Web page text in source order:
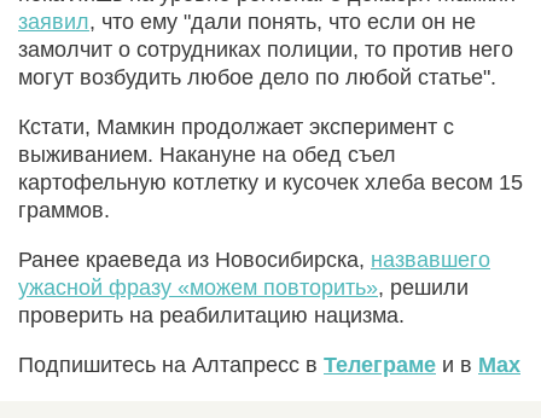
заявил, что ему "дали понять, что если он не
замолчит о сотрудниках полиции, то против него
могут возбудить любое дело по любой статье".
Кстати, Мамкин продолжает эксперимент с
выживанием. Накануне на обед съел
картофельную котлетку и кусочек хлеба весом 15
граммов.
Ранее краеведа из Новосибирска, назвавшего
ужасной фразу «можем повторить», решили
проверить на реабилитацию нацизма.
Подпишитесь на Алтапресс в Телеграме и в Max